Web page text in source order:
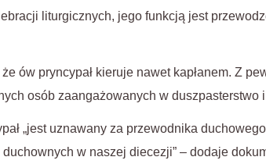
liturgicznych, jego funkcją jest
ów pryncypał kieruje nawet kapłanem. Z
osób zaangażowanych w duszpasterstwo
„jest uznawany za przewodnika
w naszej diecezji” – dodaje